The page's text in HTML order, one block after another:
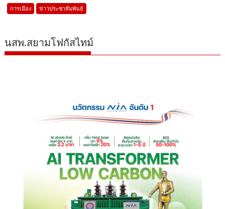
การเมือง ข่าวประชาสัมพันธ์
นสพ.สยามโฟกัสไทม์